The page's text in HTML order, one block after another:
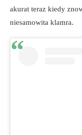
akurat teraz kiedy
niesamowita klamra.